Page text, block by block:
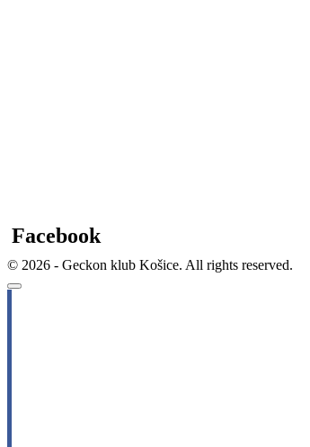
© 2026 - Geckon klub Košice. All rights reserved.
Facebook